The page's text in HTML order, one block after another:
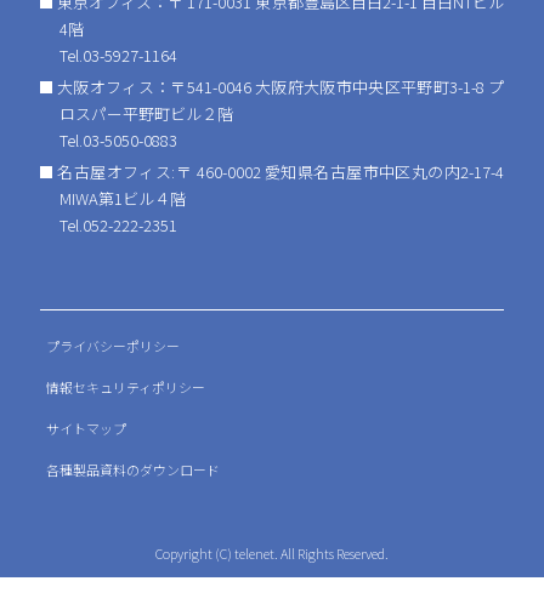
4階
Tel.03-5927-1164
大阪オフィス：〒541-0046 大阪府大阪市中央区平野町3-1-8 プ
ロスパー平野町ビル２階
Tel.03-5050-0883
名古屋オフィス:〒 460-0002 愛知県名古屋市中区丸の内2-17-4
MIWA第1ビル４階
Tel.052-222-2351
プライバシーポリシー
情報セキュリティポリシー
サイトマップ
各種製品資料のダウンロード
Copyright (C) telenet. All Rights Reserved.